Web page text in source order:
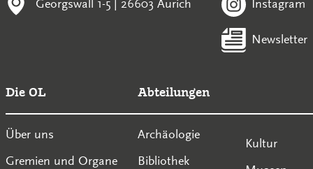
Georgswall 1-5 | 26603 Aurich Instagram
Newsletter
Die OL
Über uns
Gremien und Organe
Abteilungen
Archäologie
Bibliothek
Kultur